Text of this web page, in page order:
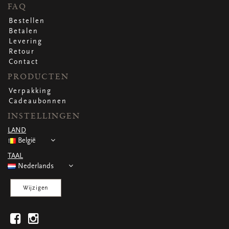
WENSKAARTEN
Vierkante wenskaartjes
bekijk alle
Langwerpige wenskaartjes
bekijk alle
Rechthoekige wenskaartjes
bekijk alle
Wenskaarten
bekijk alle
Per gelegenheid
bekijk alle
FAQ
Bestellen
Betalen
Levering
Retour
Contact
PRODUCTEN
Verpakking
Cadeaubonnen
INSTELLINGEN
LAND
België
TAAL
Nederlands
Wijzigen